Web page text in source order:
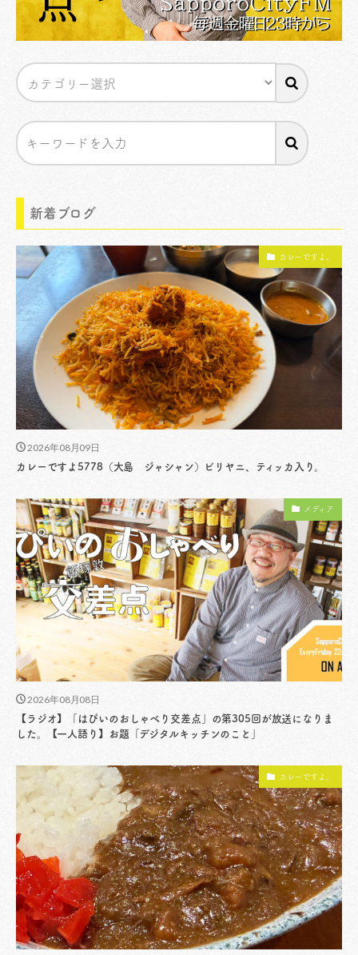
新着ブログ
カレーですよ。
2026年08月09日
カレーですよ5778（大島 ジャシャン）ビリヤニ、ティッカ入り。
メディア
2026年08月08日
【ラジオ】「はぴいのおしゃべり交差点」の第305回が放送になりま
した。【一人語り】お題「デジタルキッチンのこと」
カレーですよ。